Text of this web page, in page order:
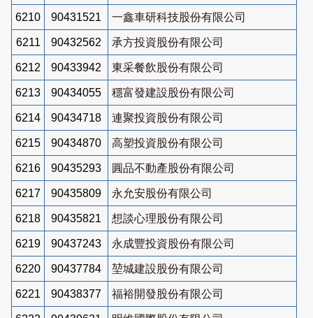
6210 90431521 一鑫車研科技股份有限公司
6211 90432562 承方投資股份有限公司
6212 90433942 東采餐飲股份有限公司
6213 90434055 穩富發建設股份有限公司
6214 90434718 連聚投資股份有限公司
6215 90434870 高塑投資股份有限公司
6216 90435293 圓品不動產股份有限公司
6217 90435809 永允安股份有限公司
6218 90435821 想談心理股份有限公司
6219 90437243 永成豐投資股份有限公司
6220 90437784 堃城建設股份有限公司
6221 90438377 福裕開發股份有限公司